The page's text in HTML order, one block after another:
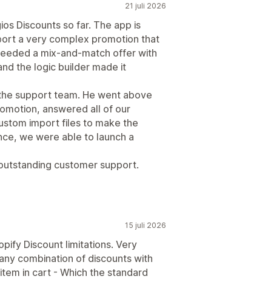
21 juli 2026
Discounts so far. The app is
a very complex promotion that
a mix-and-match offer with
the logic builder made it
support team. He went above
answered all of our
import files to make the
we were able to launch a
customer support.
15 juli 2026
Discount limitations. Very
combination of discounts with
in cart - Which the standard